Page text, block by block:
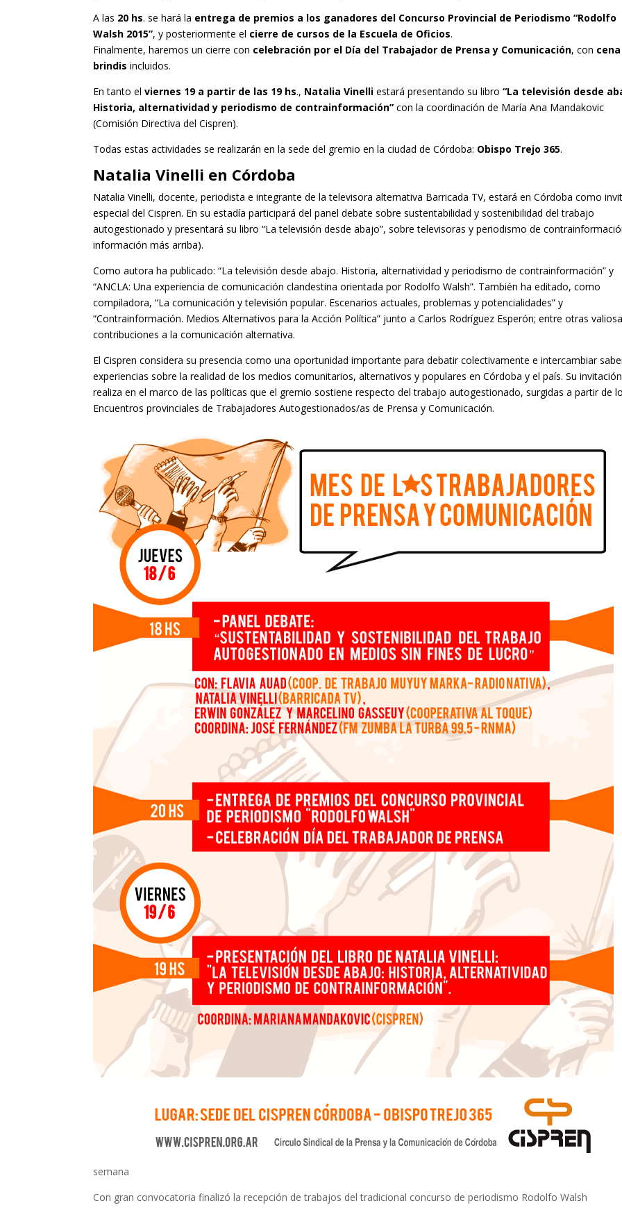
A las 20 hs. se hará la entrega de premios a los ganadores del Concurso Provincial de Periodismo “Rodolfo
Walsh 2015”, y posteriormente el cierre de cursos de la Escuela de Oficios.
Finalmente, haremos un cierre con celebración por el Día del Trabajador de Prensa y Comunicación, con
brindis incluidos.
En tanto elviernes 19 a partir de las 19 hs., Natalia Vinelli estará presentando su libro“La televisión desde
Historia, alternatividad y periodismo de contrainformación” con la coordinación de María Ana Mandakovic
(Comisión Directiva del Cispren).
Todas estas actividades se realizarán en la sede del gremio en la ciudad de Córdoba: Obispo Trejo 365.
Natalia Vinelli en Córdoba
Natalia Vinelli, docente, periodista e integrante de la televisora alternativa Barricada TV, estará en Córdoba como
especial del Cispren. En su estadía participará del panel debate sobre sustentabilidad y sostenibilidad del trabajo
autogestionado y presentará su libro “La televisión desde abajo”, sobre televisoras y periodismo de
información más arriba).
Como autora ha publicado: “La televisión desde abajo. Historia, alternatividad y periodismo de contrainformación” y
“ANCLA: Una experiencia de comunicación clandestina orientada por Rodolfo Walsh”. También ha editado, como
compiladora, “La comunicación y televisión popular. Escenarios actuales, problemas y potencialidades” y
“Contrainformación. Medios Alternativos para la Acción Política” junto a Carlos Rodríguez Esperón; entre otras
contribuciones a la comunicación alternativa.
El Cispren considera su presencia como una oportunidad importante para debatir colectivamente e intercambiar
experiencias sobre la realidad de los medios comunitarios, alternativos y populares en Córdoba y el país. Su
realiza en el marco de las políticas que el gremio sostiene respecto del trabajo autogestionado, surgidas a partir de
Encuentros provinciales de Trabajadores Autogestionados/as de Prensa y Comunicación.
semana
Con gran convocatoria finalizó la recepción de trabajos del tradicional concurso de periodismo Rodolfo Walsh